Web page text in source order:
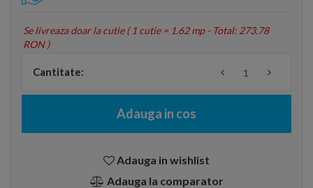
Se livreaza doar la cutie (1 cutie = 1.62 mp - Total: 273.78
RON )
Cantitate:
Adauga in cos
Adauga in wishlist
Adauga la comparator